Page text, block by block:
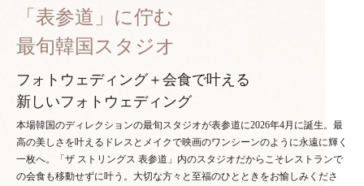
「表参道」に佇む
最旬韓国スタジオ
フォトウェディング＋会食で叶える
新しいフォトウェディング
本場韓国のディレクションの最旬スタジオが表参道に2026年4月に誕生。最
高の美しさを叶えるドレスとメイクで映画のワンシーンのように永遠に輝く
一枚へ。「ザ ストリングス 表参道」内のスタジオだからこそレストランで
の会食も移動せずに叶う。大切な方々と至福のひとときをお愉しみくださ